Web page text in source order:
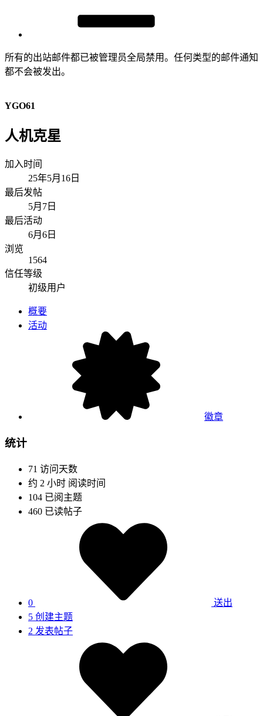
所有的出站邮件都已被管理员全局禁用。任何类型的邮件通知
都不会被发出。
YGO61
人机克星
加入时间
25年5月16日
最后发帖
5月7日
最后活动
6月6日
浏览
1564
信任等级
初级用户
概要
活动
徽章
统计
71 访问天数
约 2 小时 阅读时间
104 已阅主题
460 已读帖子
0
送出
5 创建主题
2 发表帖子